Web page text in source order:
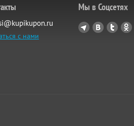
с нами
Мы в Соцсетях